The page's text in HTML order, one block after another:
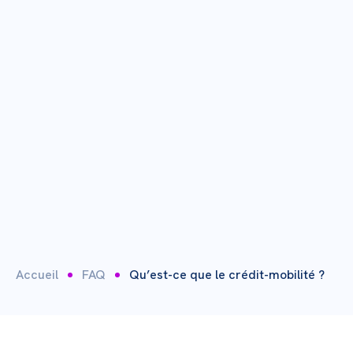
Accueil FAQ Qu’est-ce que le crédit-mobilité ?